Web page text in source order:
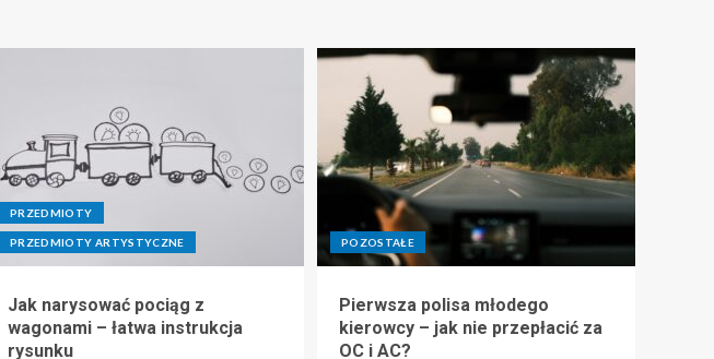
PRZEDMIOTY
PRZEDMIOTY ARTYSTYCZNE
Jak narysować pociąg z
wagonami – łatwa instrukcja
rysunku
POZOSTAŁE
Pierwsza polisa młodego
kierowcy – jak nie przepłacić za
OC i AC?